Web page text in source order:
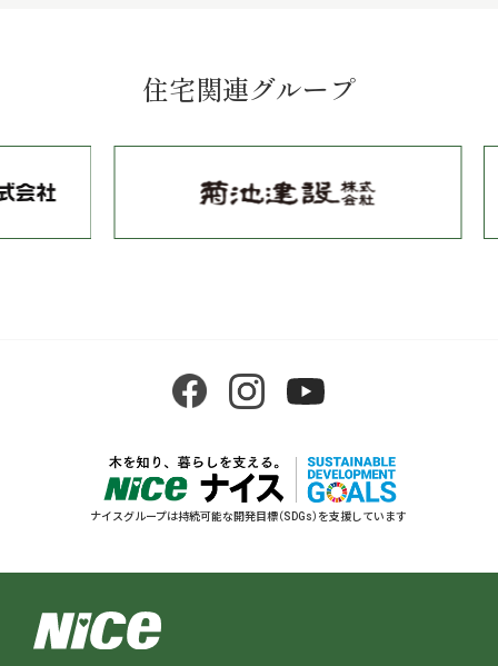
住宅関連グループ
ナイスグループは持続可能な開発目標（SDGs）を支援しています